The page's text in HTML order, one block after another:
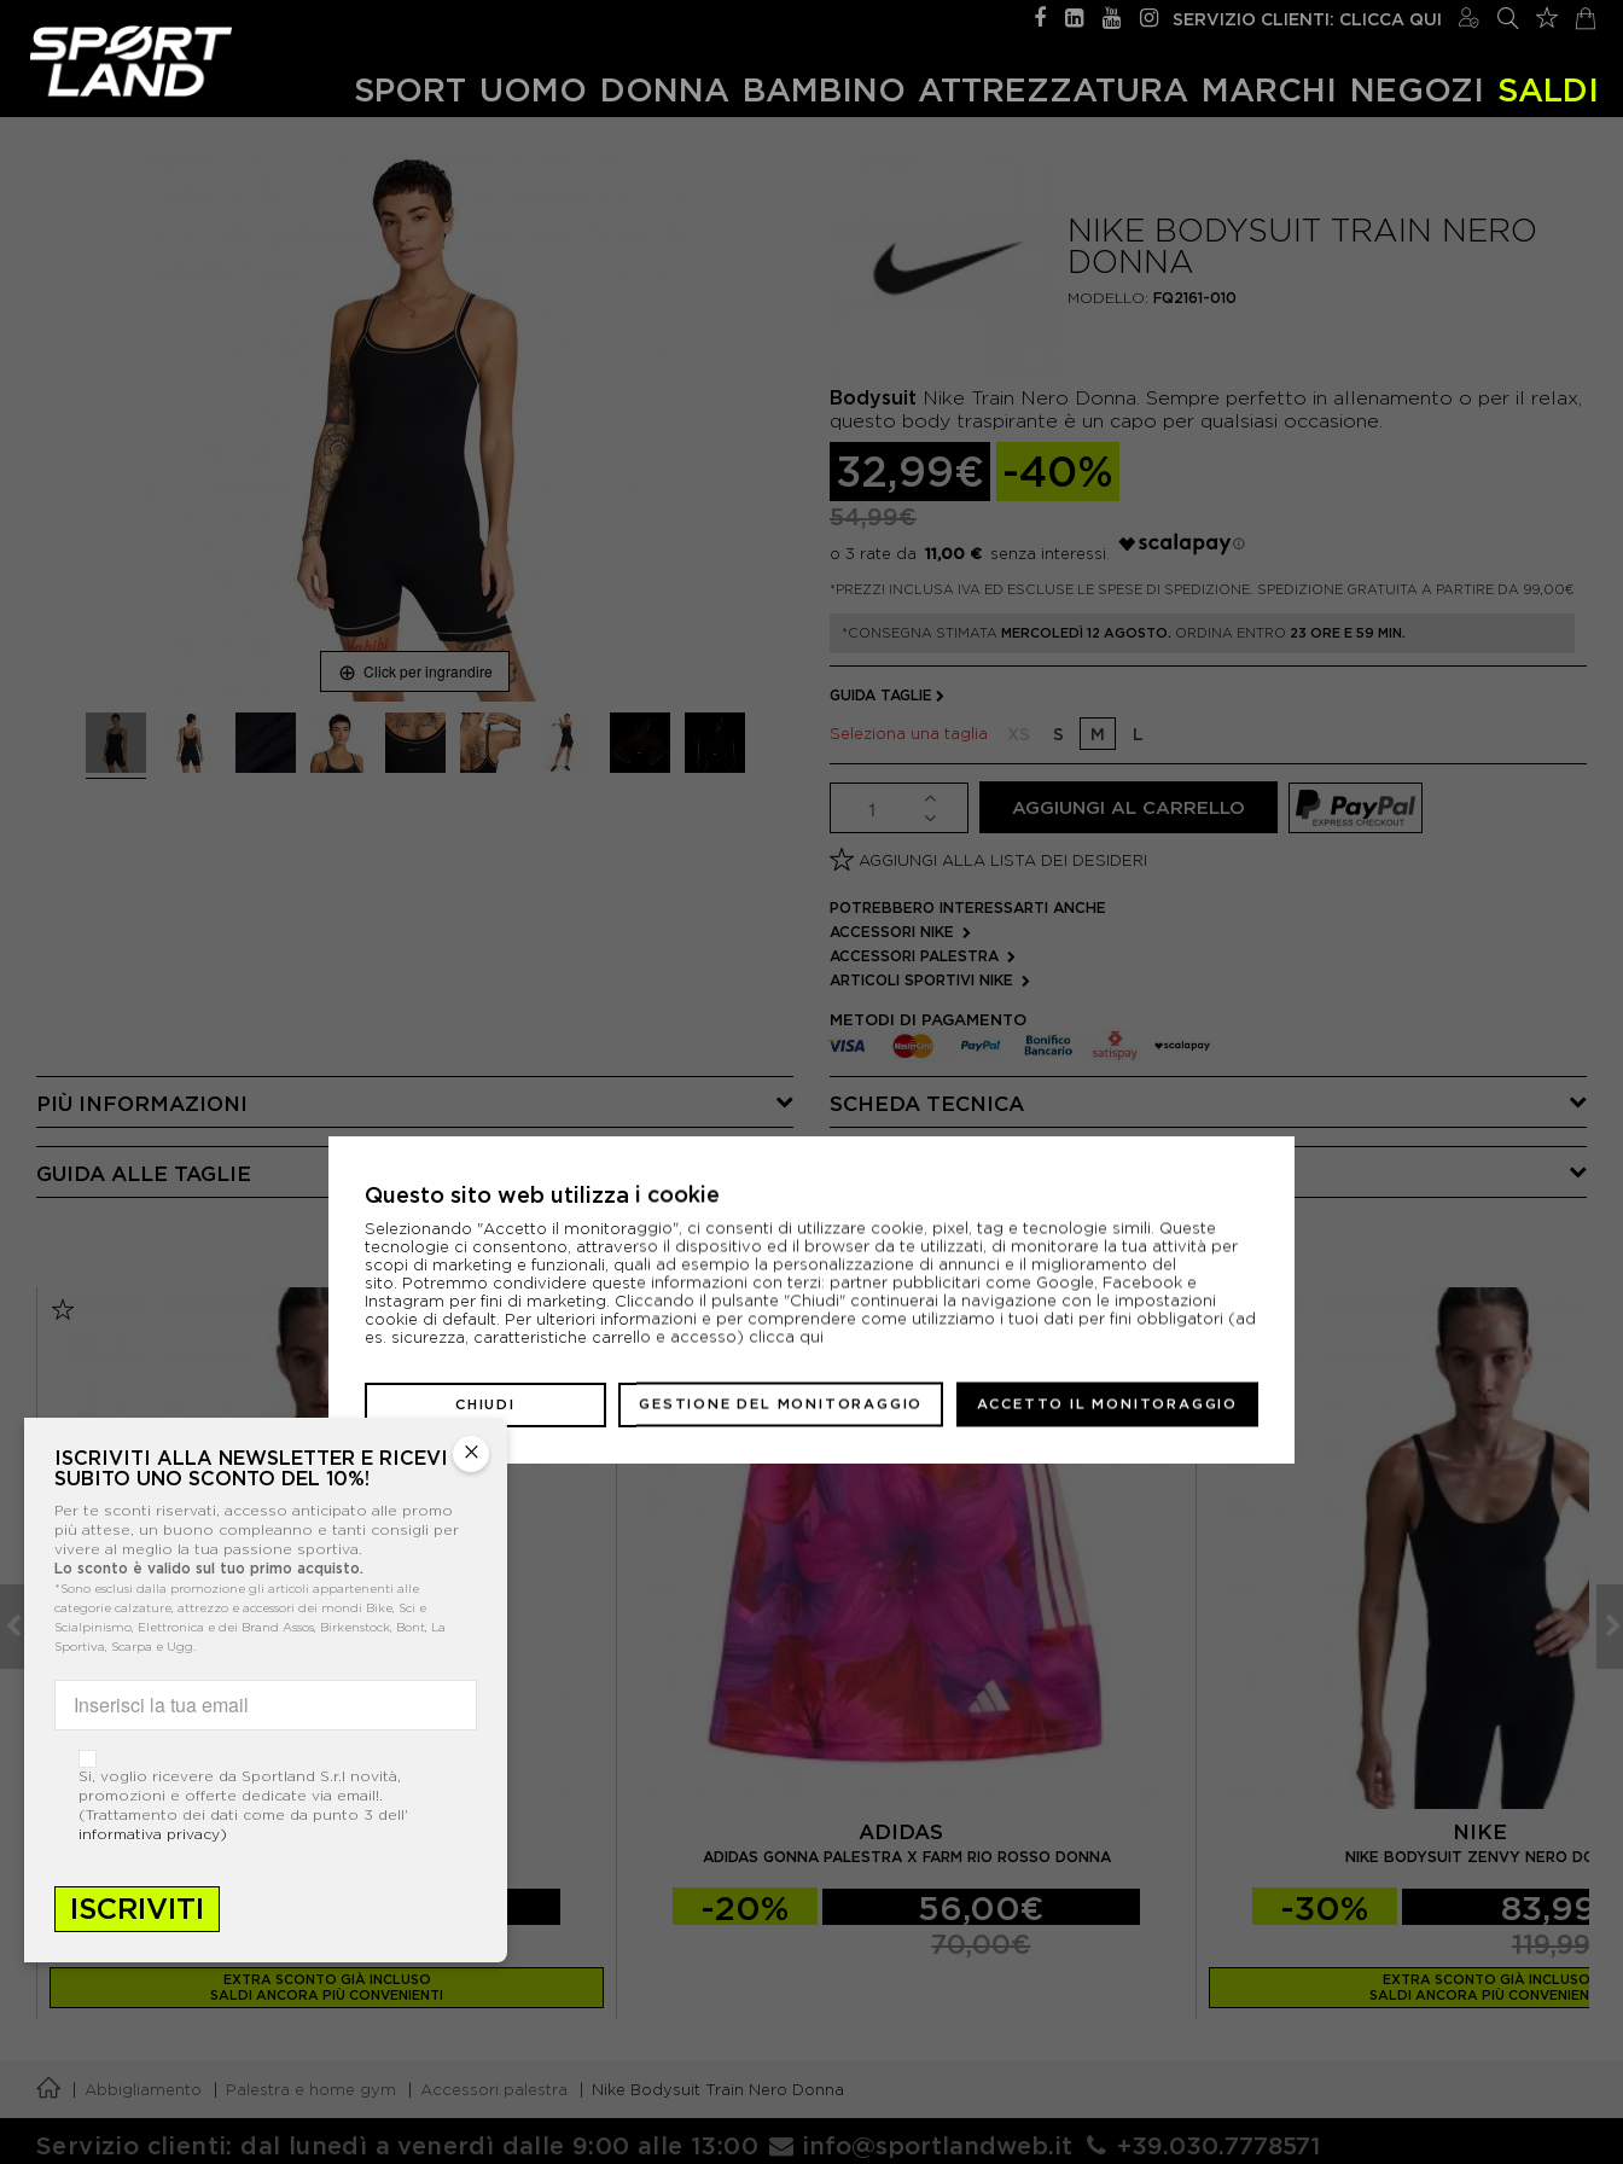
SERVIZIO CLIENTI: CLICCA QUI
SPORT UOMO DONNA BAMBINO ATTREZZATURA MARCHI NEGOZI SALDI
Click per ingrandire
NIKE BODYSUIT TRAIN NERO
DONNA
MODELLO: FQ2161-010
Bodysuit Nike Train Nero Donna. Sempre perfetto in allenamento o per il relax,
questo body traspirante è un capo per qualsiasi occasione.
32,99€ -40%
54,99€
11,00 €
*PREZZI INCLUSA IVA ED ESCLUSE LE SPESE DI SPEDIZIONE. SPEDIZIONE GRATUITA A PARTIRE DA 99,00€
*CONSEGNA STIMATA MERCOLEDÌ 12 AGOSTO. ORDINA ENTRO 23 ORE E 59 MIN.
GUIDA TAGLIE
Seleziona una taglia S M L
AGGIUNGI AL CARRELLO
AGGIUNGI ALLA LISTA DEI DESIDERI
POTREBBERO INTERESSARTI ANCHE
ACCESSORI NIKE
ACCESSORI PALESTRA
ARTICOLI SPORTIVI NIKE
METODI DI PAGAMENTO
PIÙ INFORMAZIONI SCHEDA TECNICA
GUIDA ALLE TAGLIE
CONSIGLIATI DA NOI
-30%
EXTRA SCONTO GIÀ INCLUSO
SALDI ANCORA PIÙ CONVENIENTI
ADIDAS
ADIDAS GONNA PALESTRA X FARM RIO ROSSO DONNA
-20% 56,00€
70,00€
NIKE
NIKE BODYSUIT ZENVY NERO
-30% 83,99€
119,99€
EXTRA SCONTO GIÀ INCLUSO
SALDI ANCORA PIÙ CONVENIENTI
Abbigliamento Palestra e home gym Accessori palestra Nike Bodysuit Train Nero Donna
×
ISCRIVITI ALLA NEWSLETTER E RICEVI
SUBITO UNO SCONTO DEL 10%!
Per te sconti riservati, accesso anticipato alle promo
più attese, un buono compleanno e tanti consigli per
vivere al meglio la tua passione sportiva.
Lo sconto è valido sul tuo primo acquisto.
*Sono esclusi dalla promozione gli articoli appartenenti alle
categorie calzature, attrezzo e accessori dei mondi Bike, Sci e
Scialpinismo, Elettronica e dei Brand Assos, Birkenstock, Bont, La
Sportiva, Scarpa e Ugg.
Si, voglio ricevere da Sportland S.r.l novità,
promozioni e offerte dedicate via email!.
(Trattamento dei dati come da punto 3 dell'
informativa privacy)
ISCRIVITI
Servizio clienti: dal lunedì a venerdì dalle 9:00 alle 13:00 info@sportlandweb.it +39.030.7778571
Questo sito web utilizza i cookie
Selezionando "Accetto il monitoraggio", ci consenti di utilizzare cookie, pixel, tag e tecnologie simili. Queste
tecnologie ci consentono, attraverso il dispositivo ed il browser da te utilizzati, di monitorare la tua attività per
scopi di marketing e funzionali, quali ad esempio la personalizzazione di annunci e il miglioramento del
sito. Potremmo condividere queste informazioni con terzi: partner pubblicitari come Google, Facebook e
Instagram per fini di marketing. Cliccando il pulsante "Chiudi" continuerai la navigazione con le impostazioni
cookie di default. Per ulteriori informazioni e per comprendere come utilizziamo i tuoi dati per fini obbligatori (ad
es. sicurezza, caratteristiche carrello e accesso) clicca qui
CHIUDI GESTIONE DEL MONITORAGGIO ACCETTO IL MONITORAGGIO